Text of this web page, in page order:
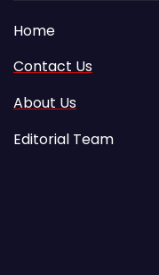
Home
Contact Us
About Us
Editorial Team